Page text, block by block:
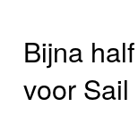
Bijna
voor Sail